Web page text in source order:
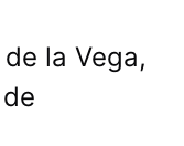
la Vega,